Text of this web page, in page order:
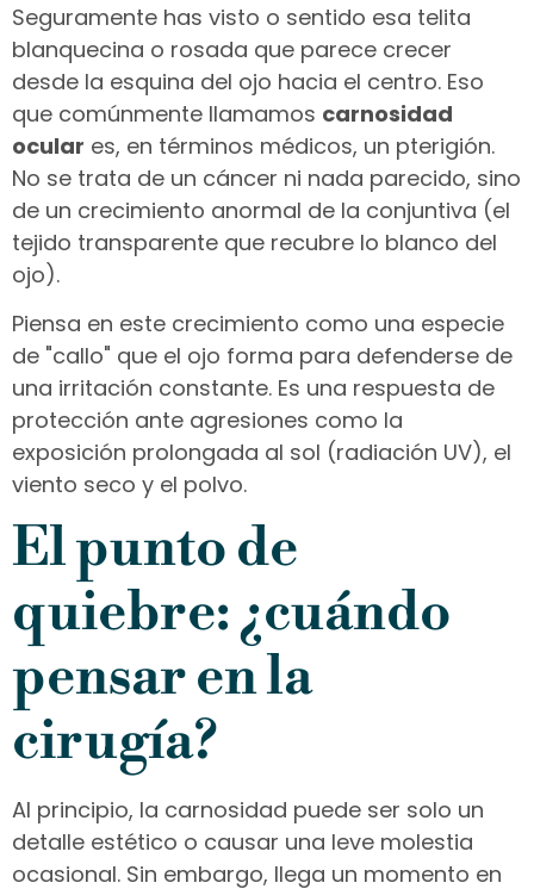
Seguramente has visto o sentido esa telita
blanquecina o rosada que parece crecer
desde la esquina del ojo hacia el centro. Eso
que comúnmente llamamos carnosidad
ocular es, en términos médicos, un pterigión.
No se trata de un cáncer ni nada parecido, sino
de un crecimiento anormal de la conjuntiva (el
tejido transparente que recubre lo blanco del
ojo).
Piensa en este crecimiento como una especie
de "callo" que el ojo forma para defenderse de
una irritación constante. Es una respuesta de
protección ante agresiones como la
exposición prolongada al sol (radiación UV), el
viento seco y el polvo.
El punto de
quiebre: ¿cuándo
pensar en la
cirugía?
Al principio, la carnosidad puede ser solo un
detalle estético o causar una leve molestia
ocasional. Sin embargo, llega un momento en